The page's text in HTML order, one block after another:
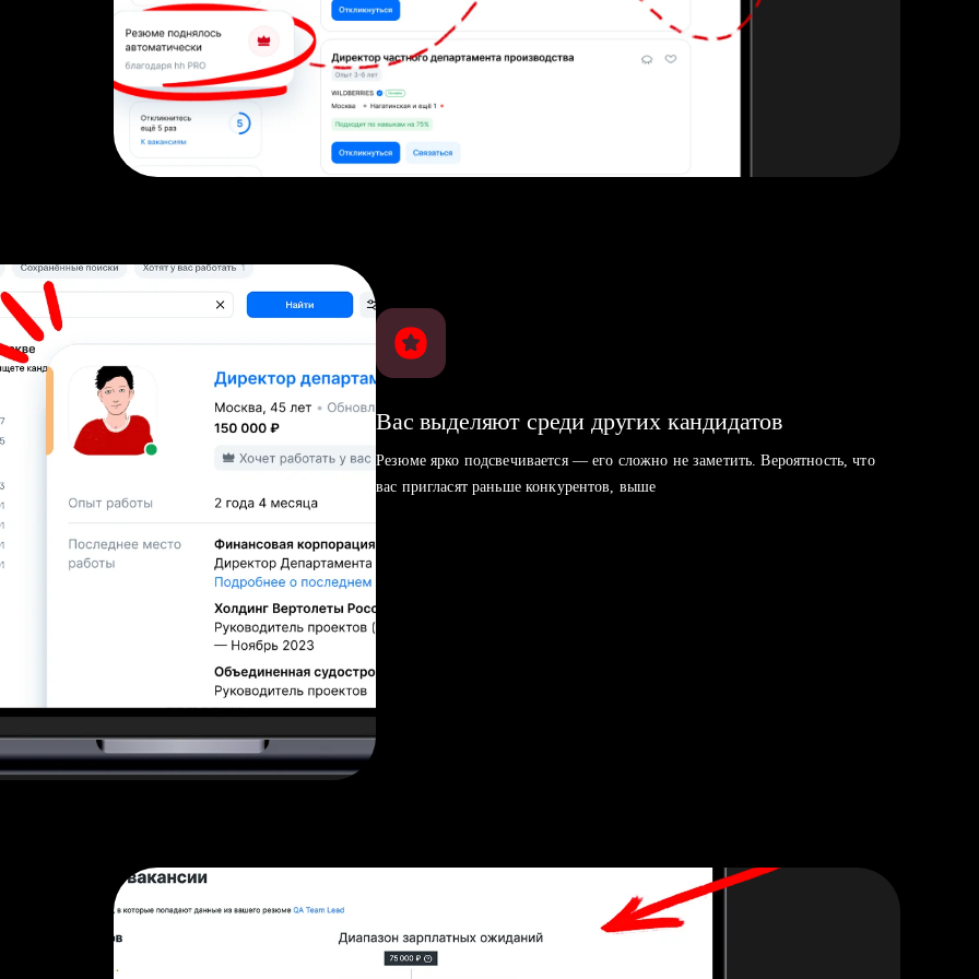
Вас выделяют среди других кандидатов
Резюме ярко подсвечивается — его сложно не заметить. Вероятность, что
вас пригласят раньше конкурентов, выше